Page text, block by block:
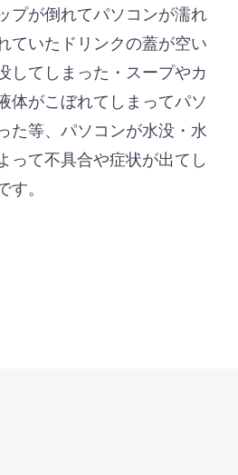
プが倒れてパソコンが濡れ
ていたドリンクの蓋が空い
してしまった・スープやカ
体がこぼれてしまってパソ
た等、パソコンが水没・水
って不具合や症状が出てし
。